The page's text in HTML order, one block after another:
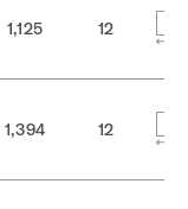
1,125 12
1,394 12